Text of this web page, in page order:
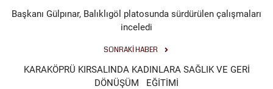
Yaşam
Başkanı Gülpınar, Balıklıgöl platosunda sürdürülen çalışmaları
inceledi
SONRAKI HABER
KARAKÖPRÜ KIRSALINDA KADINLARA SAĞLIK VE GERİ
DÖNÜŞÜM EĞİTİMİ